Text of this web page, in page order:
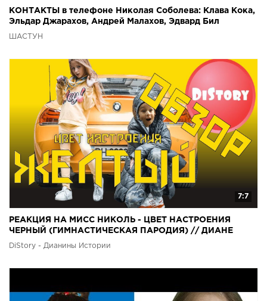
КОНТАКТЫ в телефоне Николая Соболева: Клава Кока,
Эльдар Джарахов, Андрей Малахов, Эдвард Бил
ШАСТУН
7:7
РЕАКЦИЯ НА МИСС НИКОЛЬ - ЦВЕТ НАСТРОЕНИЯ
ЧЕРНЫЙ (ГИМНАСТИЧЕСКАЯ ПАРОДИЯ) // ДИАНЕ
ОЧЕНЬ ПОНРАВИЛОСЬ
DiStory - Дианины Истории